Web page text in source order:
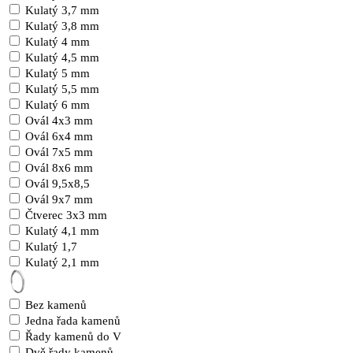
Kulatý 3,7 mm
Kulatý 3,8 mm
Kulatý 4 mm
Kulatý 4,5 mm
Kulatý 5 mm
Kulatý 5,5 mm
Kulatý 6 mm
Ovál 4x3 mm
Ovál 6x4 mm
Ovál 7x5 mm
Ovál 8x6 mm
Ovál 9,5x8,5
Ovál 9x7 mm
Čtverec 3x3 mm
Kulatý 4,1 mm
Kulatý 1,7
Kulatý 2,1 mm
Bez kamenů
Jedna řada kamenů
Řady kamenů do V